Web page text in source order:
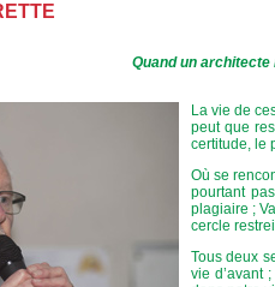
Quand un architecte
La vie de
peut que
certitude, le
Où se
pourtant
plagiaire ;
cercle
Tous deux
vie d’avant